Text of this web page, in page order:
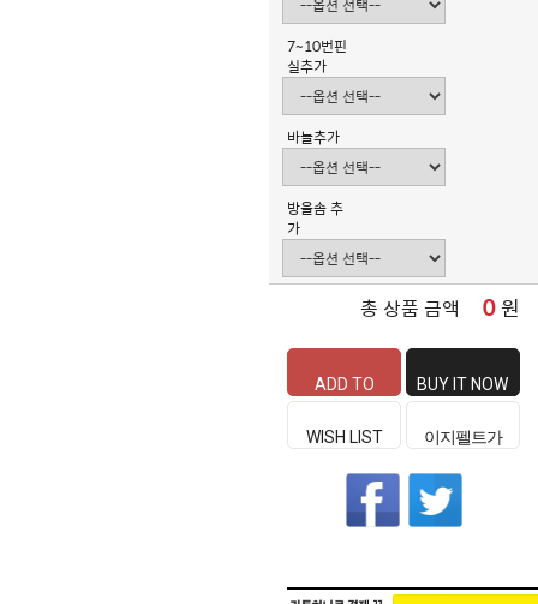
7~10번핀
실추가
바늘추가
방울솜 추
가
총 상품 금액 0원
ADD TO
CART
BUY IT NOW
WISH LIST 이지펠트가
좋은 이유